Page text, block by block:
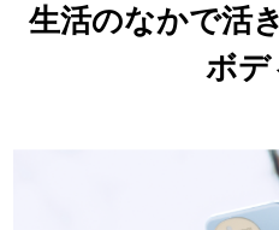
生活のなかで活
ボデ